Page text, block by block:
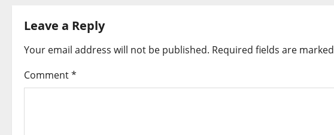
n
v
Leave a Reply
Your email address will not be published. Required fields are marked
Comment*